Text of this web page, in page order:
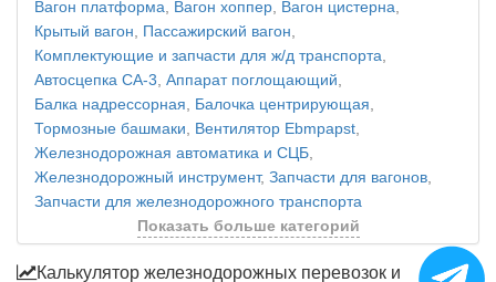
Вагон платформа, Вагон хоппер, Вагон цистерна,
Крытый вагон, Пассажирский вагон,
Комплектующие и запчасти для ж/д транспорта,
Автосцепка СА-3, Аппарат поглощающий,
Балка надрессорная, Балочка центрирующая,
Тормозные башмаки, Вентилятор Ebmpapst,
Железнодорожная автоматика и СЦБ,
Железнодорожный инструмент, Запчасти для вагонов,
Запчасти для железнодорожного транспорта
Показать больше категорий
Калькулятор железнодорожных перевозок и